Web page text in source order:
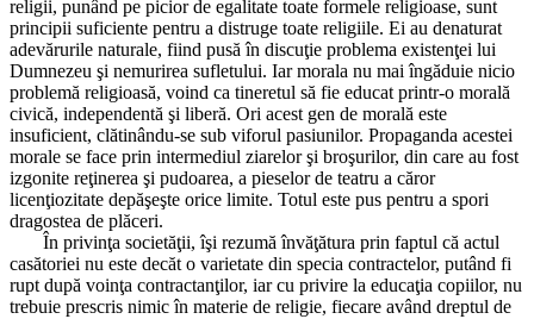
religii, punând pe picior de egalitate toate formele religioase, sunt
principii suficiente pentru a distruge toate religiile. Ei au denaturat
adevărurile naturale, fiind pusă în discuţie problema existenţei lui
Dumnezeu şi nemurirea sufletului. Iar morala nu mai îngăduie nicio
problemă religioasă, voind ca tineretul să fie educat printr-o morală
civică, independentă şi liberă. Ori acest gen de morală este
insuficient, clătinându-se sub viforul pasiunilor. Propaganda acestei
morale se face prin intermediul ziarelor şi broşurilor, din care au fost
izgonite reţinerea şi pudoarea, a pieselor de teatru a căror
licenţiozitate depăşeşte orice limite. Totul este pus pentru a spori
dragostea de plăceri.
În privinţa societăţii, îşi rezumă învăţătura prin faptul că actul
casătoriei nu este decăt o varietate din specia contractelor, putând fi
rupt după voinţa contractanţilor, iar cu privire la educaţia copiilor, nu
trebuie prescris nimic în materie de religie, fiecare având dreptul de